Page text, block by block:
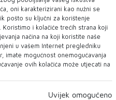
izveo združenu vježbu
oni karakterizirani kao nužni se
pošto su ključni za korištenje
i kolačiće trećih strana koji
načina na koji koristite naše
u vašem Internet pregledniku
imate mogućnost onemogućavanja
ovih kolačića može utjecati na
Uvijek omogućeno